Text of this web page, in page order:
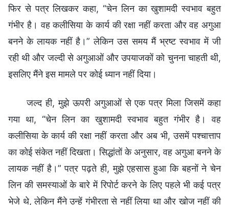
फिर से पत्र लिखकर कहा, “चेन लिन का खुशामदी स्वभाव बहुत
गंभीर है। वह कलीसिया के कार्य की रक्षा नहीं करता और वह अगुआ
बनने के लायक नहीं है।” लेकिन उस समय मैं भ्रष्ट स्वभाव में जी
रही थी और जल्दी से अगुआओं और उपयाजकों को चुनना चाहती थी,
इसलिए मैंने इस मामले पर कोई ध्यान नहीं दिया।
जल्द ही, मुझे ऊपरी अगुआओं से एक पत्र मिला जिसमें कहा
गया था, “चेन लिन का खुशामदी स्वभाव बहुत गंभीर है। वह
कलीसिया के कार्य की रक्षा नहीं करता और अब भी, उसमें पश्चात्ताप
का कोई संकेत नहीं दिखता। सिद्धांतों के अनुसार, वह अगुआ बनने के
लायक नहीं है।” पत्र पढ़ते ही, मुझे एहसास हुआ कि बहनों ने चेन
लिन की समस्याओं के बारे में रिपोर्ट करने के लिए पहले भी कई पत्र
भेजे थे, लेकिन मैंने उन्हें गंभीरता से नहीं लिया था और खोज नहीं की